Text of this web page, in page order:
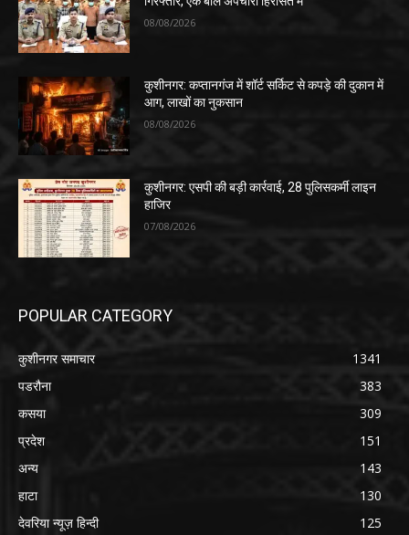
08/08/2026
कुशीनगर: कप्तानगंज में शॉर्ट सर्किट से कपड़े की दुकान में
आग, लाखों का नुकसान
08/08/2026
कुशीनगर: एसपी की बड़ी कार्रवाई, 28 पुलिसकर्मी लाइन
हाजिर
07/08/2026
POPULAR CATEGORY
कुशीनगर समाचार
1341
पडरौना
383
कसया
309
प्रदेश
151
अन्य
143
हाटा
130
देवरिया न्यूज़ हिन्दी
125